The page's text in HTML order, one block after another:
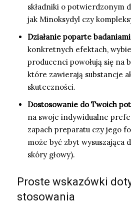
składniki o potwierdzonym
jak Minoksydyl czy
Działanie poparte
konkretnych efektach,
producenci powołują się na
które zawierają substancje
skuteczności.
Dostosowanie do Twoich
na swoje indywidualne
zapach preparatu czy jego
może być zbyt wysuszająca
skóry głowy).
Proste wskazówki
stosowania